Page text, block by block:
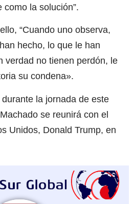
la solución”.
“Cuando uno observa,
hecho, lo que le han
verdad no tienen perdón, le
su condena».
la jornada de este
se reunirá con el
Unidos, Donald Trump, en